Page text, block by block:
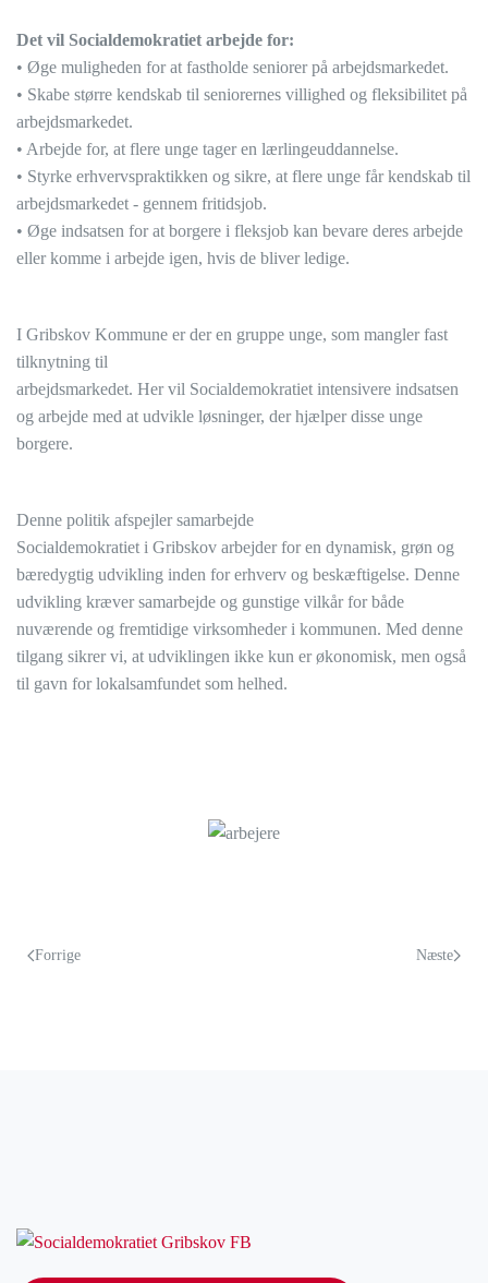
Det vil Socialdemokratiet arbejde for:
• Øge muligheden for at fastholde seniorer på arbejdsmarkedet.
• Skabe større kendskab til seniorernes villighed og fleksibilitet på
arbejdsmarkedet.
• Arbejde for, at flere unge tager en lærlingeuddannelse.
• Styrke erhvervspraktikken og sikre, at flere unge får kendskab til
arbejdsmarkedet - gennem fritidsjob.
• Øge indsatsen for at borgere i fleksjob kan bevare deres arbejde
eller komme i arbejde igen, hvis de bliver ledige.
I Gribskov Kommune er der en gruppe unge, som mangler fast
tilknytning til
arbejdsmarkedet. Her vil Socialdemokratiet intensivere indsatsen
og arbejde med at udvikle løsninger, der hjælper disse unge
borgere.
Denne politik afspejler samarbejde
Socialdemokratiet i Gribskov arbejder for en dynamisk, grøn og
bæredygtig udvikling inden for erhverv og beskæftigelse. Denne
udvikling kræver samarbejde og gunstige vilkår for både
nuværende og fremtidige virksomheder i kommunen. Med denne
tilgang sikrer vi, at udviklingen ikke kun er økonomisk, men også
til gavn for lokalsamfundet som helhed.
Forrige Næste